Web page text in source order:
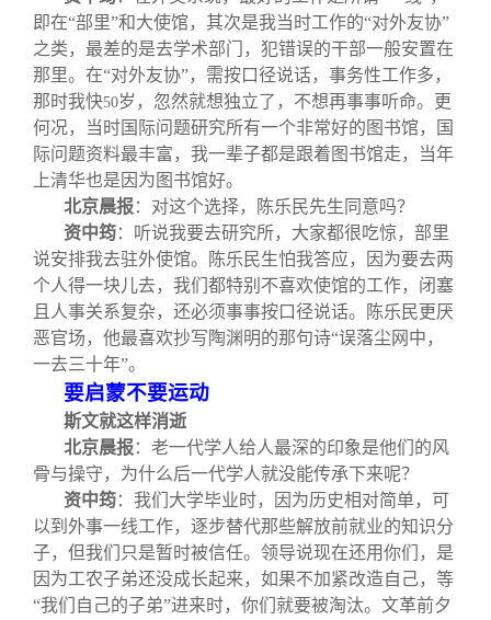
即在“部里”和大使馆，其次是我当时工作的“对外友协”
之类，最差的是去学术部门，犯错误的干部一般安置在
那里。在“对外友协”，需按口径说话，事务性工作多，
那时我快50岁，忽然就想独立了，不想再事事听命。更
何况，当时国际问题研究所有一个非常好的图书馆，国
际问题资料最丰富，我一辈子都是跟着图书馆走，当年
上清华也是因为图书馆好。
北京晨报： 对这个选择，陈乐民先生同意吗？
资中筠：听说我要去研究所，大家都很吃惊，部里
说安排我去驻外使馆。陈乐民生怕我答应，因为要去两
个人得一块儿去，我们都特别不喜欢使馆的工作，闭塞
且人事关系复杂，还必须事事按口径说话。陈乐民更厌
恶官场，他最喜欢抄写陶渊明的那句诗“误落尘网中，
一去三十年”。
要启蒙不要运动
斯文就这样消逝
北京晨报： 老一代学人给人最深的印象是他们的风
骨与操守，为什么后一代学人就没能传承下来呢？
资中筠：我们大学毕业时，因为历史相对简单，可
以到外事一线工作，逐步替代那些解放前就业的知识分
子，但我们只是暂时被信任。领导说现在还用你们，是
因为工农子弟还没成长起来，如果不加紧改造自己，等
“我们自己的子弟”进来时，你们就要被淘汰。文革前夕